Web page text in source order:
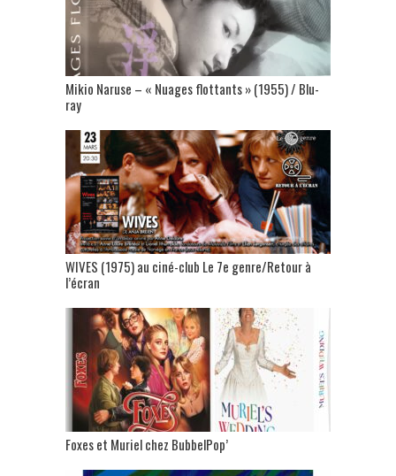
Mikio Naruse – « Nuages flottants » (1955) / Blu-
ray
WIVES (1975) au ciné-club Le 7e genre/Retour à
l’écran
Foxes et Muriel chez BubbelPop’